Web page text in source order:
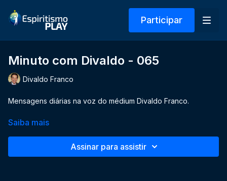
Participar
Minuto com Divaldo - 065
Divaldo Franco
Mensagens diárias na voz do médium Divaldo Franco.
Saiba mais
Assinar para assistir